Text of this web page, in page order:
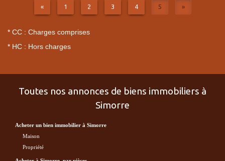
« 1 2 3 4 5 »
* CC : Charges comprises
* HC : Hors charges
Toutes nos annonces de biens immobiliers à
Simorre
acheter un bien immobilier à Simorre
maison
propriété